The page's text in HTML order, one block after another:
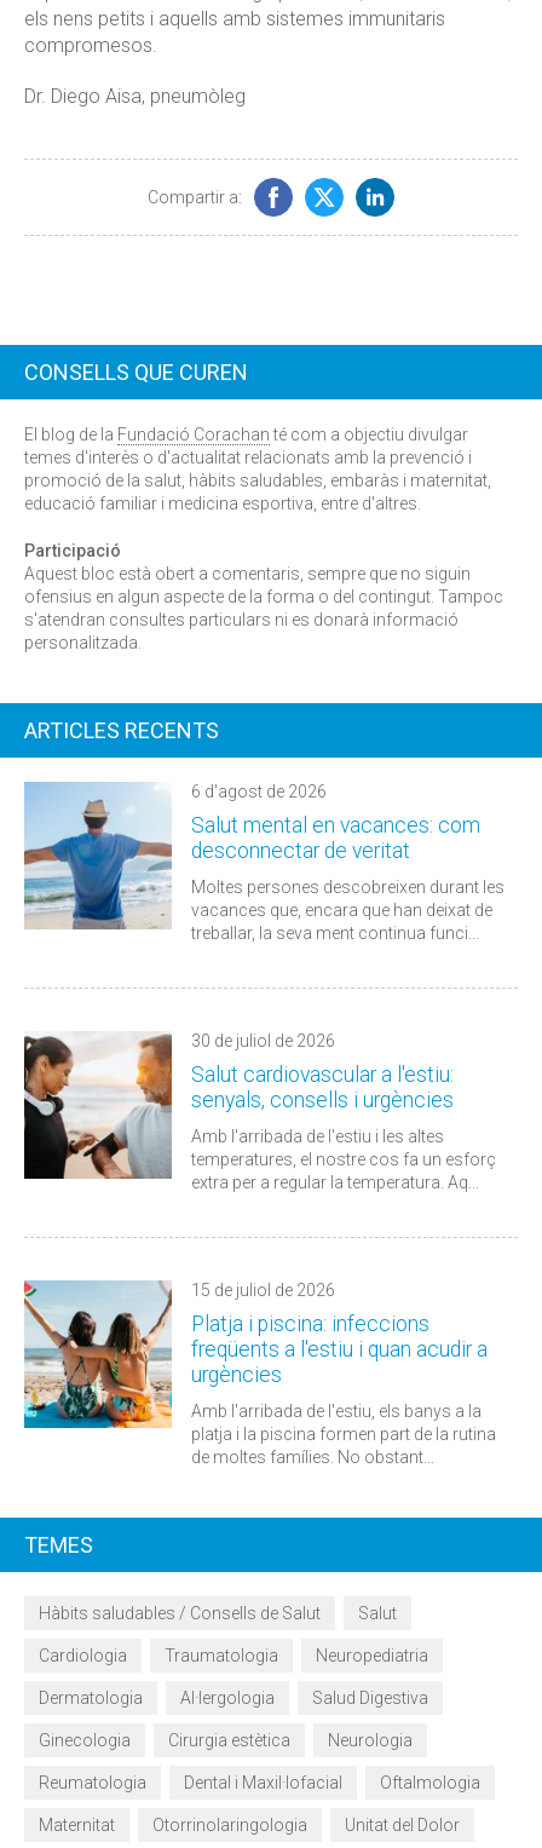
els nens petits i aquells amb sistemes immunitaris
compromesos.
Dr. Diego Aisa, pneumòleg
Compartir a:
CONSELLS QUE CUREN
El blog de la Fundació Corachanté com a objectiu divulgar
temes d'interès o d'actualitat relacionats amb la prevenció i
promoció de la salut, hàbits saludables, embaràs i maternitat,
educació familiar i medicina esportiva, entre d'altres.
Participació
Aquest bloc està obert a comentaris, sempre que no siguin
ofensius en algun aspecte de la forma o del contingut. Tampoc
s'atendran consultes particulars ni es donarà informació
personalitzada.
ARTICLES RECENTS
6 d'agost de 2026
Salut mental en vacances: com
desconnectar de veritat
Moltes persones descobreixen durant les
vacances que, encara que han deixat de
treballar, la seva ment continua funci...
30 de juliol de 2026
Salut cardiovascular a l'estiu:
senyals, consells i urgències
Amb l'arribada de l'estiu i les altes
temperatures, el nostre cos fa un esforç
extra per a regular la temperatura. Aq...
15 de juliol de 2026
Platja i piscina: infeccions
freqüents a l'estiu i quan acudir a
urgències
Amb l'arribada de l'estiu, els banys a la
platja i la piscina formen part de la rutina
de moltes famílies. No obstant...
TEMES
Hàbits saludables / Consells de Salut Salut
Cardiologia Traumatologia Neuropediatria
Dermatologia Al·lergologia Salud Digestiva
Ginecologia Cirurgia estètica Neurologia
Reumatologia Dental i Maxil·lofacial Oftalmologia
Maternitat Otorrinolaringologia Unitat del Dolor